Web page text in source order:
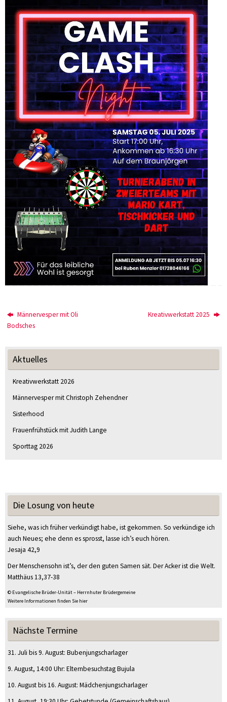
Männervesper mit Oli
Bodsches
Kreativwerkstatt 2025
Aktuelles
Kreativwerkstatt 2026
Männervesper mit Christoph Zehendner
Sisterhood
Frauenfrühstück mit Judith Lange
Sporttag 2026
Die Losung von heute
Siehe, was ich früher verkündigt habe, ist gekommen. So verkündige ich
auch Neues; ehe denn es sprosst, lasse ich’s euch hören.
Jesaja 42,9
Der Menschensohn ist’s, der den guten Samen sät. Der Acker ist die Welt.
Matthäus 13,37-38
© Evangelische Brüder-Unität – Herrnhuter Brüdergemeine
Weitere Informationen finden Sie hier
Nächste Termine
31. Juli bis9. August: Bubenjungscharlager
9. August, 14:00 Uhr: Elternbesuchstag Bujula
10. Augustbis16. August: Mädchenjungscharlager